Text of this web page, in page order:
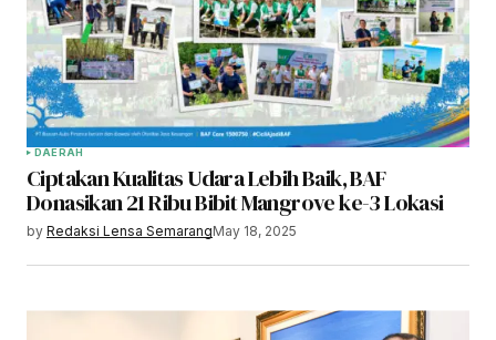
DAERAH
Ciptakan Kualitas Udara Lebih Baik, BAF
Donasikan 21 Ribu Bibit Mangrove ke-3 Lokasi
by Redaksi Lensa SemarangMay 18, 2025